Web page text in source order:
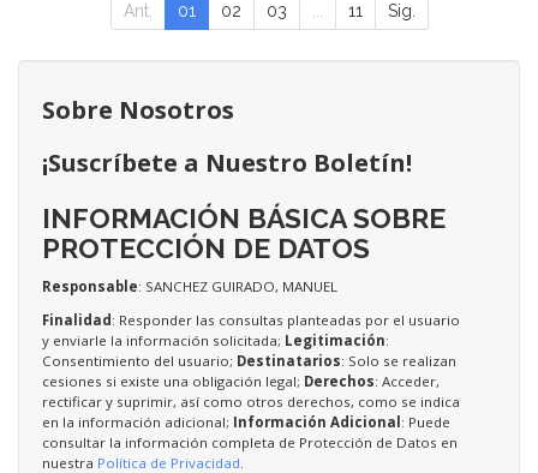
Ant. 01 02 03 11 Sig.
Sobre Nosotros
¡Suscríbete a Nuestro Boletín!
INFORMACIÓN BÁSICA SOBRE
PROTECCIÓN DE DATOS
Responsable: SANCHEZ GUIRADO, MANUEL
Finalidad : Responder las consultas planteadas por el usuario
y enviarle la información solicitada; Legitimación:
Consentimiento del usuario; Destinatarios: Solo se realizan
cesiones si existe una obligación legal; Derechos: Acceder,
rectificar y suprimir, así como otros derechos, como se indica
en la información adicional; Información Adicional : Puede
consultar la información completa de Protección de Datos en
nuestra Política de Privacidad